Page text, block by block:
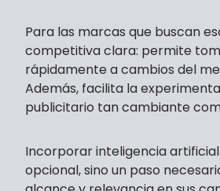
Para las marcas que buscan
competitiva clara: permite
rápidamente a cambios del
Además, facilita la
publicitario tan cambiante
Incorporar inteligencia
opcional, sino un paso